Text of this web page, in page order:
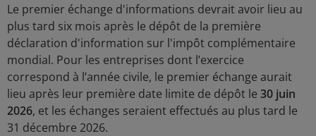
Le premier échange d'informations devrait avoir lieu au
plus tard six mois après le dépôt de la première
déclaration d'information sur l'impôt complémentaire
mondial. Pour les entreprises dont l’exercice
correspond à l’année civile, le premier échange aurait
lieu après leur première date limite de dépôt le 30 juin
2026, et les échanges seraient effectués au plus tard le
31 décembre 2026.